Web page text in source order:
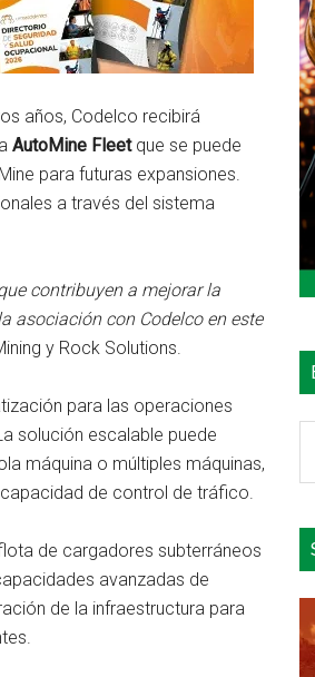
años, Codelco recibirá
AutoMine Fleetque se puede
para futuras expansiones.
a través del sistema
contribuyen a mejorar la
asociación con Codelco en este
y Rock Solutions.
para las operaciones
solución escalable puede
máquina o múltiples máquinas,
de control de tráfico.
de cargadores subterráneos
avanzadas de
de la infraestructura para